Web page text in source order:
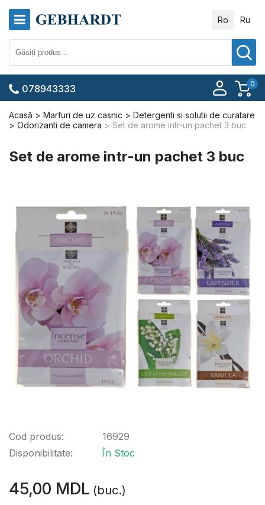
Ro Ru
0
078943333
Acasă Marfuri de uz casnic
Detergenti si solutii de curatare
Odorizanti de camera
Set de arome intr-un pachet 3 buc
Set de arome intr-un pachet 3 buc
Cod produs:
Disponibilitate:
16929
În Stoc
45,00 MDL (buc.)